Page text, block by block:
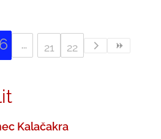
21 22
Kalačakra